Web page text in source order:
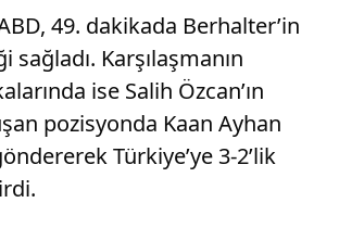
49. dakikada Berhalter’in
sağladı. Karşılaşmanın
ise Salih Özcan’ın
pozisyonda Kaan Ayhan
Türkiye’ye 3-2’lik